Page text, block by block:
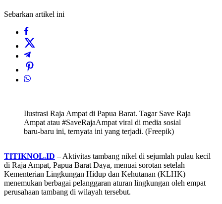
Sebarkan artikel ini
Ilustrasi Raja Ampat di Papua Barat. Tagar Save Raja
Ampat atau #SaveRajaAmpat viral di media sosial
baru-baru ini, ternyata ini yang terjadi. (Freepik)
TITIKNOL.ID – Aktivitas tambang nikel di sejumlah pulau kecil
di Raja Ampat, Papua Barat Daya, menuai sorotan setelah
Kementerian Lingkungan Hidup dan Kehutanan (KLHK)
menemukan berbagai pelanggaran aturan lingkungan oleh empat
perusahaan tambang di wilayah tersebut.